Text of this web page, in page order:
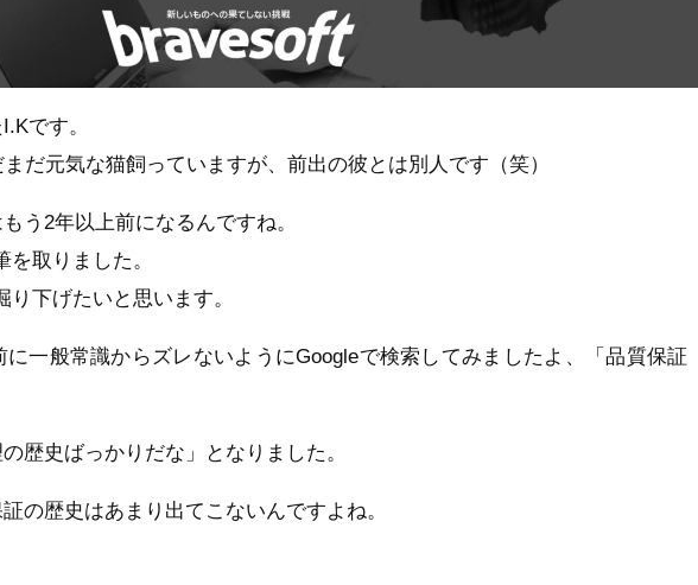
です。
だ元気な猫飼っていますが、前出の彼とは別人です（笑）
う2年以上前になるんですね。
取りました。
下げたいと思います。
に一般常識からズレないようにGoogleで検索してみましたよ、「品質保証
歴史ばっかりだな」となりました。
の歴史はあまり出てこないんですよね。